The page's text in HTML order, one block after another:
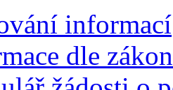
informací
dle